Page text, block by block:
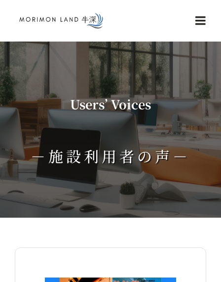
Home
Service
NEWS
Reviews
Contact
Users’ Voices
－施設利用者の声－